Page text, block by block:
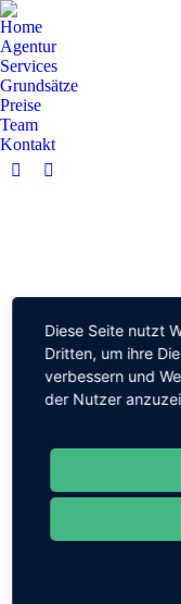
Home
Agentur
Services
Grundsätze
Preise
Team
Kontakt
Facebook
window
YouTube
window
Diese Seite nutzt
Dritten, um ihre
verbessern und
der Nutzer